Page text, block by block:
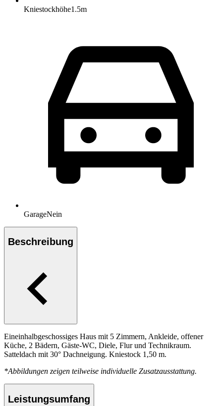
Kniestockhöhe1.5m
GarageNein
Beschreibung
Eineinhalbgeschossiges Haus mit 5 Zimmern, Ankleide, offener
Küche, 2 Bädern, Gäste-WC, Diele, Flur und Technikraum.
Satteldach mit 30° Dachneigung. Kniestock 1,50 m.
*Abbildungen zeigen teilweise individuelle Zusatzausstattung.
Leistungsumfang